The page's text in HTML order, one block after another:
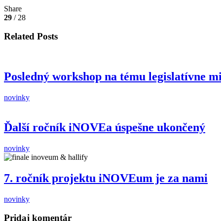
Share
29 / 28
Related Posts
Posledný workshop na tému legislatívne
novinky
Ďalší ročník iNOVEa úspešne ukončený
novinky
7. ročník projektu iNOVEum je za nami
novinky
Pridaj komentár